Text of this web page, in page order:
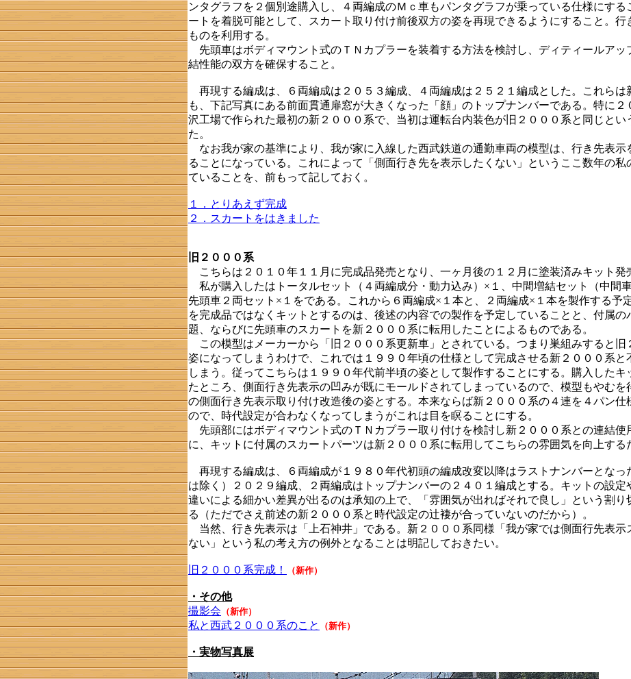
ンタグラフを２個別途購入し、４両編成のＭｃ車もパンタグラフが乗っている仕様にする
ートを着脱可能として、スカート取り付け前後双方の姿を再現できるようにすること。行
ものを利用する。
先頭車はボディマウント式のＴＮカプラーを装着する方法を検討し、ディティールアッ
結性能の双方を確保すること。
再現する編成は、６両編成は２０５３編成、４両編成は２５２１編成とした。これらは
も、下記写真にある前面貫通扉窓が大きくなった「顔」のトップナンバーである。特に２
沢工場で作られた最初の新２０００系で、当初は運転台内装色が旧２０００系と同じとい
た。
なお我が家の基準により、我が家に入線した西武鉄道の通勤車両の模型は、行き先表示
ることになっている。これによって「側面行き先を表示したくない」というここ数年の私
ていることを、前もって記しておく。
１．とりあえず完成
２．スカートをはきました
旧２０００系
こちらは２０１０年１１月に完成品発売となり、一ヶ月後の１２月に塗装済みキット発
私が購入したはトータルセット（４両編成分・動力込み）×１、中間増結セット（中間車
先頭車２両セット×１をである。これから６両編成×１本と、２両編成×１本を製作する予
を完成品ではなくキットとするのは、後述の内容での製作を予定していることと、付属の
題、ならびに先頭車のスカートを新２０００系に転用したことによるものである。
この模型はメーカーから「旧２０００系更新車」とされている。つまり巣組みすると旧
姿になってしまうわけで、これでは１９９０年頃の仕様として完成させる新２０００系と
しまう。従ってこちらは１９９０年代前半頃の姿として製作することにする。購入したキ
たところ、側面行き先表示の凹みが既にモールドされてしまっているので、模型もやむを
の側面行き先表示取り付け改造後の姿とする。本来ならば新２０００系の４連を４パン仕
ので、時代設定が合わなくなってしまうがこれは目を瞑ることにする。
先頭部にはボディマウント式のＴＮカプラー取り付けを検討し新２０００系との連結使
に、キットに付属のスカートパーツは新２０００系に転用してこちらの雰囲気を向上する
再現する編成は、６両編成が１９８０年代初頭の編成改変以降はラストナンバーとなっ
は除く）２０２９編成、２両編成はトップナンバーの２４０１編成とする。キットの設定
違いによる細かい差異が出るのは承知の上で、「雰囲気が出ればそれで良し」という割り
る（ただでさえ前述の新２０００系と時代設定の辻褄が合っていないのだから）。
当然、行き先表示は「上石神井」である。新２０００系同様「我が家では側面行先表示
ない」という私の考え方の例外となることは明記しておきたい。
旧２０００系完成！ （新作）
・その他
撮影会 （新作）
私と西武２０００系のこと （新作）
・実物写真展